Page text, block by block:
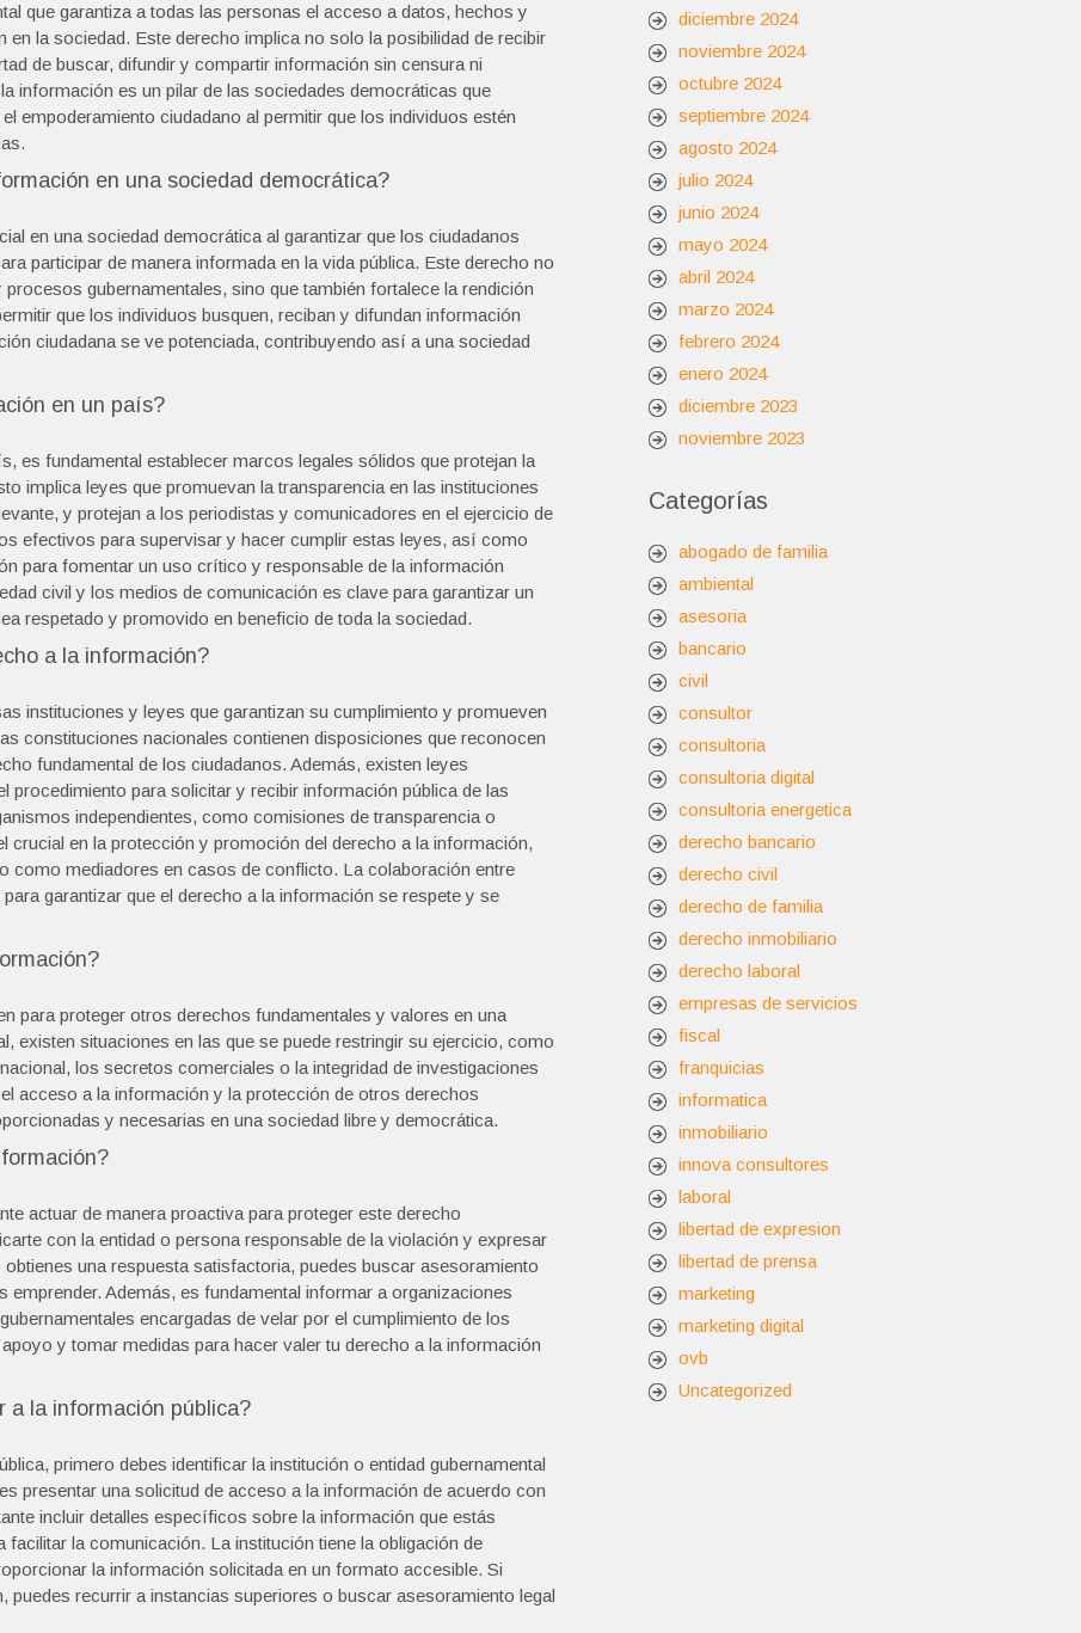
que garantiza a todas las personas el acceso a datos, hechos y
la sociedad. Este derecho implica no solo la posibilidad de recibir
de buscar, difundir y compartir información sin censura ni
información es un pilar de las sociedades democráticas que
empoderamiento ciudadano al permitir que los individuos estén
en una sociedad democrática?
en una sociedad democrática al garantizar que los ciudadanos
participar de manera informada en la vida pública. Este derecho no
gubernamentales, sino que también fortalece la rendición
que los individuos busquen, reciban y difundan información
ciudadana se ve potenciada, contribuyendo así a una sociedad
en un país?
es fundamental establecer marcos legales sólidos que protejan la
implica leyes que promuevan la transparencia en las instituciones
y protejan a los periodistas y comunicadores en el ejercicio de
efectivos para supervisar y hacer cumplir estas leyes, así como
para fomentar un uso crítico y responsable de la información
civil y los medios de comunicación es clave para garantizar un
respetado y promovido en beneficio de toda la sociedad.
a la información?
instituciones y leyes que garantizan su cumplimiento y promueven
constituciones nacionales contienen disposiciones que reconocen
fundamental de los ciudadanos. Además, existen leyes
para solicitar y recibir información pública de las
independientes, como comisiones de transparencia o
crucial en la protección y promoción del derecho a la información,
como mediadores en casos de conflicto. La colaboración entre
garantizar que el derecho a la información se respete y se
para proteger otros derechos fundamentales y valores en una
existen situaciones en las que se puede restringir su ejercicio, como
los secretos comerciales o la integridad de investigaciones
acceso a la información y la protección de otros derechos
y necesarias en una sociedad libre y democrática.
actuar de manera proactiva para proteger este derecho
con la entidad o persona responsable de la violación y expresar
una respuesta satisfactoria, puedes buscar asesoramiento
emprender. Además, es fundamental informar a organizaciones
encargadas de velar por el cumplimiento de los
y tomar medidas para hacer valer tu derecho a la información
a la información pública?
primero debes identificar la institución o entidad gubernamental
presentar una solicitud de acceso a la información de acuerdo con
incluir detalles específicos sobre la información que estás
la comunicación. La institución tiene la obligación de
la información solicitada en un formato accesible. Si
recurrir a instancias superiores o buscar asesoramiento legal
diciembre 2024
noviembre 2024
octubre 2024
septiembre 2024
agosto 2024
julio 2024
junio 2024
mayo 2024
abril 2024
marzo 2024
febrero 2024
enero 2024
diciembre 2023
noviembre 2023
Categorías
abogado de familia
ambiental
asesoria
bancario
civil
consultor
consultoria
consultoria digital
consultoria energetica
derecho bancario
derecho civil
derecho de familia
derecho inmobiliario
derecho laboral
empresas de servicios
fiscal
franquicias
informatica
inmobiliario
innova consultores
laboral
libertad de expresion
libertad de prensa
marketing
marketing digital
ovb
Uncategorized